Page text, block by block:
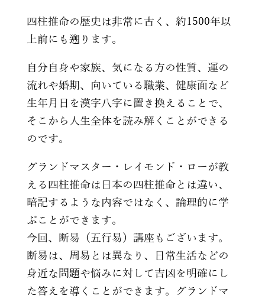
四柱推命の歴史は非常に古く、約1500年以
上前にも遡ります。
自分自身や家族、気になる方の性質、運の
流れや婚期、向いている職業、健康面など
生年月日を漢字八字に置き換えることで、
そこから人生全体を読み解くことができる
のです。
グランドマスター・レイモンド・ローが教
える四柱推命は日本の四柱推命とは違い、
暗記するような内容ではなく、論理的に学
ぶことができます。
今回、断易（五行易）講座もございます。
断易は、周易とは異なり、日常生活などの
身近な問題や悩みに対して吉凶を明確にし
た答えを導くことができます。グランドマ